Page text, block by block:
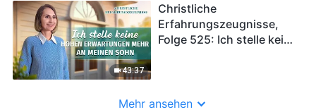
43:37
Christliche
Erfahrungszeugnisse,
Folge 525: Ich stelle keine
Mehr ansehen